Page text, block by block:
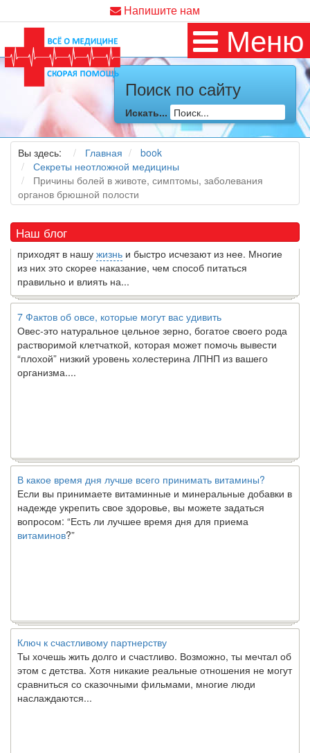
Напишите нам
Меню
Поиск по сайту
Искать...
Вы здесь: Главная
book
Секреты неотложной медицины
Причины болей в животе, симптомы, заболевания
органов брюшной полости
Наш блог
Как я заболел во время локдауна?
Это странная ситуация: вы соблюдали все меры
предосторожности COVID-19 (вы почти все время дома),
но, тем не менее, вы каким-то образом простудились. Вы
можете задаться...
Какдиетолог, я вижу, что многие причудливые диеты
приходят в нашужизньи быстро исчезают из нее. Многие
из них это скорее наказание, чем способ питаться
правильно и влиять на...
7 Фактов об овсе, которые могут вас удивить
Овес-это натуральное цельное зерно, богатое своего рода
растворимой клетчаткой, которая может помочь вывести
“плохой” низкий уровень холестерина ЛПНП из вашего
организма....
В какое время дня лучше всего принимать витамины?
Если вы принимаете витаминные и минеральные добавки в
надежде укрепить свое здоровье, вы можете задаться
вопросом: “Есть ли лучшее время дня для приема
витаминов ?”
Ключ к счастливому партнерству
Ты хочешь жить долго и счастливо. Возможно, ты мечтал об
этом с детства. Хотя никакие реальные отношения не могут
сравниться со сказочными фильмами, многие люди
наслаждаются...